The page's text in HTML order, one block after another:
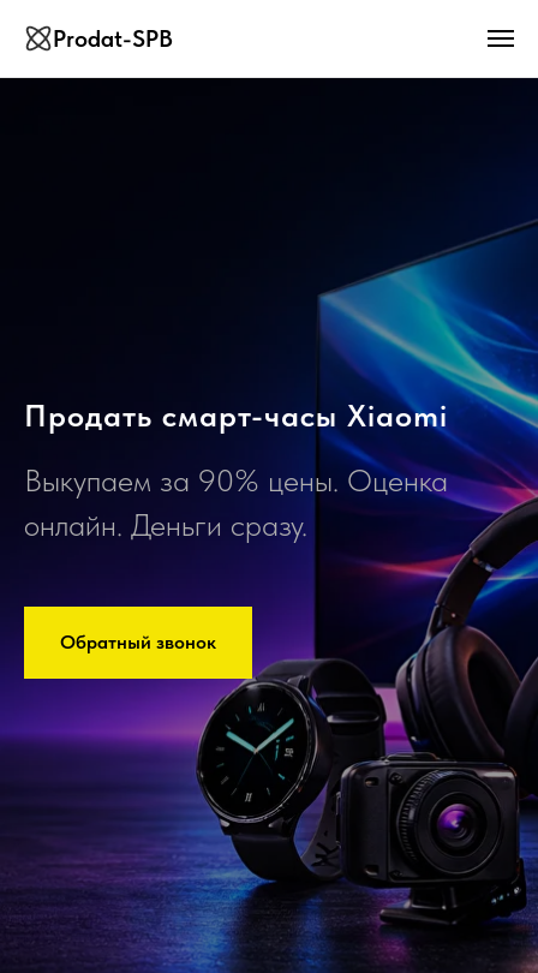
Prodat-SPB
Продать смарт-часы Xiaomi
Выкупаем за 90% цены. Оценка
онлайн. Деньги сразу.
Обратный звонок